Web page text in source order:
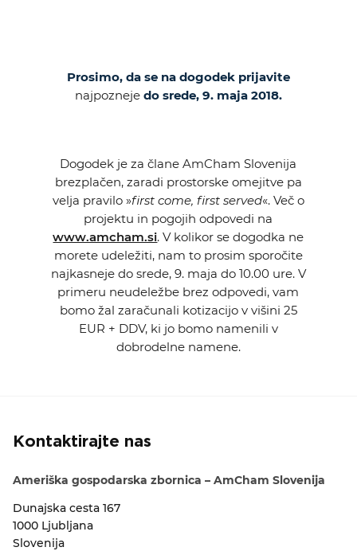
Prosimo, da se na dogodek prijavite
najpozneje do srede, 9. maja 2018.
Dogodek je za člane AmCham Slovenija
brezplačen, zaradi prostorske omejitve pa
velja pravilo »first come, first served«. Več o
projektu in pogojih odpovedi na
www.amcham.si. V kolikor se dogodka ne
morete udeležiti, nam to prosim sporočite
najkasneje do srede, 9. maja do 10.00 ure. V
primeru neudeležbe brez odpovedi, vam
bomo žal zaračunali kotizacijo v višini 25
EUR + DDV, ki jo bomo namenili v
dobrodelne namene.
Kontaktirajte nas
Ameriška gospodarska zbornica – AmCham Slovenija
Dunajska cesta 167
1000 Ljubljana
Slovenija